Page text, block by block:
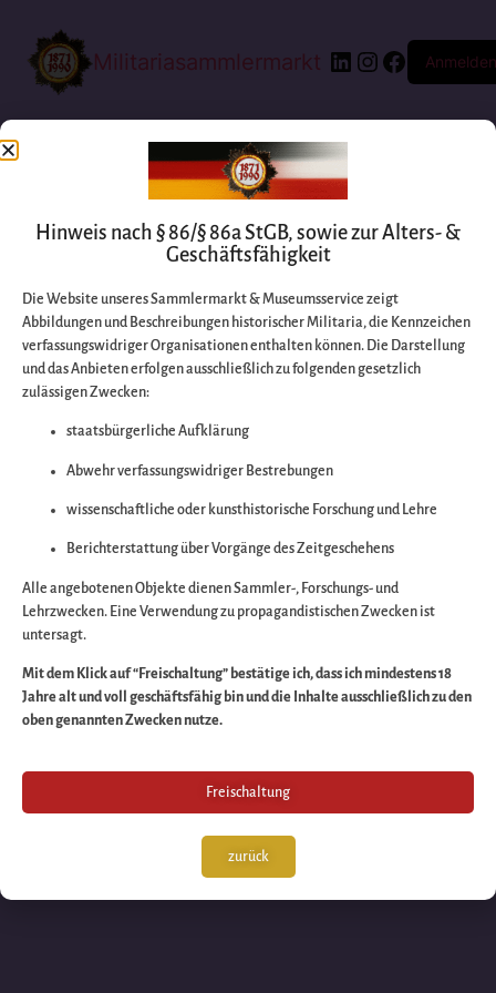
Militariasammlermarkt Anmelden
Entschuldigen Sie
bitte die
Wir arbeiten an
großartigen Sache
schauen Sie bald
wieder vorbei!
Hinweis nach § 86/§ 86a StGB, sowie zur Alters- &
Geschäftsfähigkeit
Die Website unseres Sammlermarkt & Museumsservice zeigt
Abbildungen und Beschreibungen historischer Militaria, die Kennzeichen
verfassungswidriger Organisationen enthalten können. Die Darstellung
und das Anbieten erfolgen ausschließlich zu folgenden gesetzlich
zulässigen Zwecken:
staatsbürgerliche Aufklärung
Abwehr verfassungswidriger Bestrebungen
wissenschaftliche oder kunsthistorische Forschung und Lehre
Berichterstattung über Vorgänge des Zeitgeschehens
Alle angebotenen Objekte dienen Sammler-, Forschungs- und
Lehrzwecken. Eine Verwendung zu propagandistischen Zwecken ist
untersagt.
Mit dem Klick auf “Freischaltung” bestätige ich, dass ich mindestens 18
Jahre alt und voll geschäftsfähig bin und die Inhalte ausschließlich zu den
oben genannten Zwecken nutze.
Freischaltung
zurück